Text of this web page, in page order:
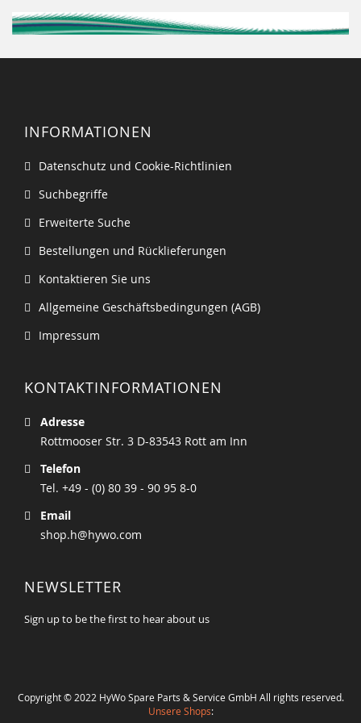
INFORMATIONEN
Datenschutz und Cookie-Richtlinien
Suchbegriffe
Erweiterte Suche
Bestellungen und Rücklieferungen
Kontaktieren Sie uns
Allgemeine Geschäftsbedingungen (AGB)
Impressum
KONTAKTINFORMATIONEN
Adresse
Rottmooser Str. 3 D-83543 Rott am Inn
Telefon
Tel. +49 - (0) 80 39 - 90 95 8-0
Email
shop.h@hywo.com
NEWSLETTER
Sign up to be the first to hear about us
Copyright © 2022 HyWo Spare Parts & Service GmbH All rights reserved.
Unsere Shops: